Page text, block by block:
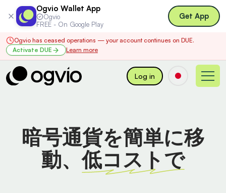
Ogvio has ceased operations — your account continues on DUE.
Activate DUE
Learn more
Ogvio Wallet App
Ogvio
FREE - On Google Play
Get App
Log in
暗号通貨を簡単に移
動、低コストで